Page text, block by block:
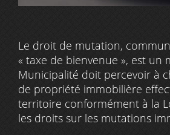
Le droit de mutation,
« taxe de bienvenue », est un
Municipalité doit percevoir à
de propriété immobilière
territoire conformément à la
les droits sur les mutations